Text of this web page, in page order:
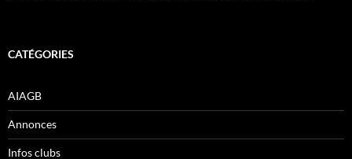
CATÉGORIES
AIAGB
Annonces
Infos clubs